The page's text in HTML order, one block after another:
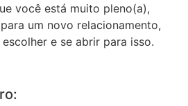
você está muito pleno(a),
um novo relacionamento,
e se abrir para isso.